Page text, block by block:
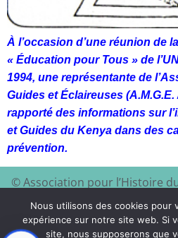
À l’occasion d’une réunion de
« Éducation pour Tous » de
1994, une représentante de
Guides et Éclaireuses (A.M.G.E.
rapporté des informations sur
et Guides du Kenya dans des
prévention.
© Association pour l’Histoire
– 2024 – Site à visiter :EEDF
politique de
Nous utilisons des cookies pour
expérience sur notre site web. Si
site, nous supposerons que